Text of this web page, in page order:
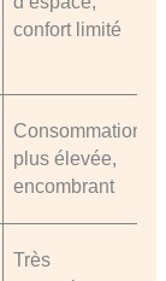
confort limité
Consommation
plus élevée,
encombrant
Très